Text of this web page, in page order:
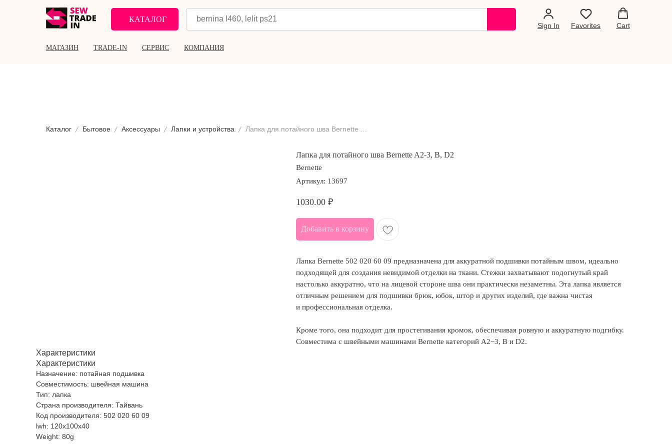
КАТАЛОГ
Sign In Favorites Cart
МАГАЗИН TRADE-IN СЕРВИС КОМПАНИЯ
Каталог Бытовое Аксессуары Лапки и устройства
Лапка для потайного шва Bernette A2-3, B, D2
Bernette
Артикул: 13697
1030.00 ₽
Добавить в корзину
Лапка Bernette 502 020 60 09 предназначена для аккуратной подшивки потайным швом, идеально
подходящей для создания невидимой отделки на ткани. Стежки захватывают подогнутый край
настолько аккуратно, что на лицевой стороне шва они практически незаметны. Эта лапка является
отличным решением для подшивки брюк, юбок, штор и других изделий, где важна чистая
и профессиональная отделка.
Кроме того, она подходит для простегивания кромок, обеспечивая ровную и аккуратную подгибку.
Совместима с швейными машинами Bernette категорий A2−3, B и D2.
Характеристики
Характеристики
Назначение: потайная подшивка
Совместимость: швейная машина
Тип: лапка
Страна производителя: Тайвань
Код производителя: 502 020 60 09
lwh: 120x100x40
Weight: 80g